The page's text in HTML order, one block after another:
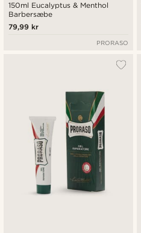
150ml Eucalyptus & Menthol
Barbersæbe
79,99 kr
PRORASO